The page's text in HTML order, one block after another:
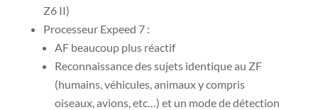
Z6 II)
Processeur Expeed 7 :
AF beaucoup plus réactif
Reconnaissance des sujets identique au ZF
(humains, véhicules, animaux y compris
oiseaux, avions, etc…) et un mode de détection